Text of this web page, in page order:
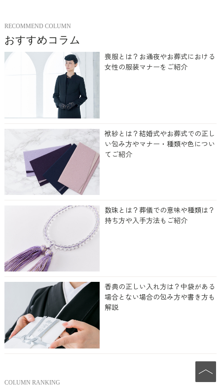
RECOMMEND COLUMN
おすすめコラム
喪服とは？お通夜やお葬式における
女性の服装マナーをご紹介
袱紗とは？結婚式やお葬式での正し
い包み方やマナー・種類や色につい
てご紹介
数珠とは？葬儀での意味や種類は？
持ち方や入手方法もご紹介
香典の正しい入れ方は？中袋がある
場合とない場合の包み方や書き方も
解説
COLUMN RANKING